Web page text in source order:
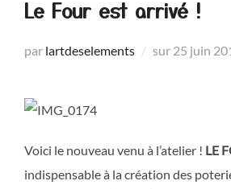
Le Four est arrivé !
par lartdeselements sur Publié
25 juin
Voici le nouveau venu à l’atelier ! LE
indispensable à la création des